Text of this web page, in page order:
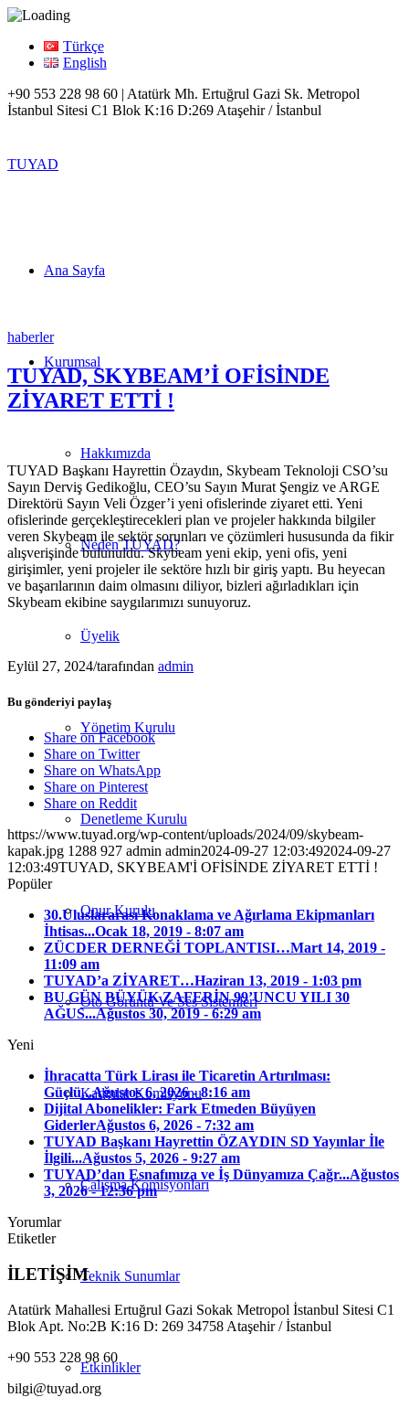
Türkçe
English
+90 553 228 98 60 | Atatürk Mh. Ertuğrul Gazi Sk. Metropol
İstanbul Sitesi C1 Blok K:16 D:269 Ataşehir / İstanbul
TUYAD
Ana Sayfa
Kurumsal
Hakkımızda
Neden TUYAD?
Üyelik
Yönetim Kurulu
Denetleme Kurulu
Onur Kurulu
Oto Görüntü Ve Ses Sistemleri
Kadınlar Komisyonu
Çalışma Komisyonları
Teknik Sunumlar
Etkinlikler
haberler
TUYAD, SKYBEAM’İ OFİSİNDE
ZİYARET ETTİ !
TUYAD Başkanı Hayrettin Özaydın, Skybeam Teknoloji CSO’su
Sayın Derviş Gedikoğlu, CEO’su Sayın Murat Şengiz ve ARGE
Direktörü Sayın Veli Özger’i yeni ofislerinde ziyaret etti. Yeni
ofislerinde gerçekleştirecekleri plan ve projeler hakkında bilgiler
veren Skybeam ile sektör sorunları ve çözümleri hususunda da fikir
alışverişinde bulunuldu. Skybeam yeni ekip, yeni ofis, yeni
girişimler, yeni projeler ile sektöre hızlı bir giriş yaptı. Bu heyecan
ve başarılarının daim olmasını diliyor, bizleri ağırladıkları için
Skybeam ekibine saygılarımızı sunuyoruz.
Eylül 27, 2024/tarafından admin
Bu gönderiyi paylaş
Share on Facebook
Share on Twitter
Share on WhatsApp
Share on Pinterest
Share on Reddit
https://www.tuyad.org/wp-content/uploads/2024/09/skybeam-
kapak.jpg 1288 927 admin admin2024-09-27 12:03:492024-09-27
12:03:49TUYAD, SKYBEAM'İ OFİSİNDE ZİYARET ETTİ !
Popüler
30.Uluslararası Konaklama ve Ağırlama Ekipmanları
İhtisas...Ocak 18, 2019 - 8:07 am
ZÜCDER DERNEĞİ TOPLANTISI…Mart 14, 2019 -
11:09 am
TUYAD’a ZİYARET…Haziran 13, 2019 - 1:03 pm
BU GÜN BÜYÜK ZAFERİN 99’UNCU YILI 30
AĞUS...Ağustos 30, 2019 - 6:29 am
Yeni
İhracatta Türk Lirası ile Ticaretin Artırılması:
Güçlü...Ağustos 6, 2026 - 8:16 am
Dijital Abonelikler: Fark Etmeden Büyüyen
GiderlerAğustos 6, 2026 - 7:32 am
TUYAD Başkanı Hayrettin ÖZAYDIN SD Yayınlar İle
İlgili...Ağustos 5, 2026 - 9:27 am
TUYAD’dan Esnafımıza ve İş Dünyamıza Çağr...Ağustos
3, 2026 - 12:36 pm
Yorumlar
Etiketler
İLETİŞİM
Atatürk Mahallesi Ertuğrul Gazi Sokak Metropol İstanbul Sitesi C1
Blok Apt. No:2B K:16 D: 269 34758 Ataşehir / İstanbul
+90 553 228 98 60
bilgi@tuyad.org